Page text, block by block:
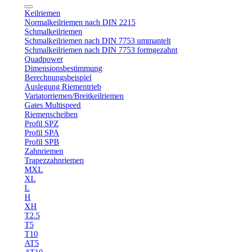
Keilriemen
Normalkeilriemen nach DIN 2215
Schmalkeilriemen
Schmalkeilriemen nach DIN 7753 ummantelt
Schmalkeilriemen nach DIN 7753 formgezahnt
Quadpower
Dimensionsbestimmung
Berechnungsbeispiel
Auslegung Riementrieb
Variatorriemen/Breitkeilriemen
Gates Multispeed
Riemenscheiben
Profil SPZ
Profil SPA
Profil SPB
Zahnriemen
Trapezzahnriemen
MXL
XL
L
H
XH
T2.5
T5
T10
AT5